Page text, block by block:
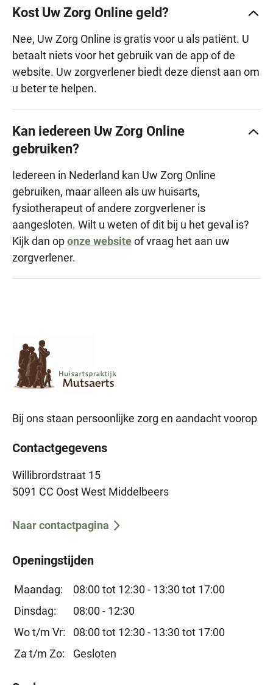
Kost Uw Zorg Online geld?
Nee, Uw Zorg Online is gratis voor u als patiënt. U
betaalt niets voor het gebruik van de app of de
website. Uw zorgverlener biedt deze dienst aan om
u beter te helpen.
Kan iedereen Uw Zorg Online
gebruiken?
Iedereen in Nederland kan Uw Zorg Online
gebruiken, maar alleen als uw huisarts,
fysiotherapeut of andere zorgverlener is
aangesloten. Wilt u weten of dit bij u het geval is?
Kijk dan oponze websiteof vraag het aan uw
zorgverlener.
Bij ons staan persoonlijke zorg en aandacht voorop
Contactgegevens
Willibrordstraat 15
5091 CC Oost West Middelbeers
Naar contactpagina
Openingstijden
Maandag: 08:00 tot 12:30 - 13:30 tot 17:00
Dinsdag:
08:00 - 12:30
Wo t/m Vr:
08:00 tot 12:30 - 13:30 tot 17:00
Za t/m Zo:
Gesloten